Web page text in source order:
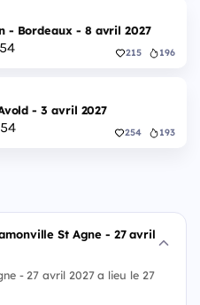
- Bordeaux - 8 avril 2027
53 215 196
- 3 avril 2027
53 254 193
St Agne - 27 avril
- 27 avril 2027 a lieu le 27